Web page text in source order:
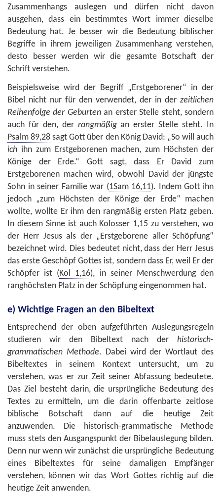
Zusammenhangs auslegen und dürfen nicht davon
ausgehen, dass ein bestimmtes Wort immer dieselbe
Bedeutung hat. Je besser wir die Bedeutung biblischer
Begriffe in ihrem jeweiligen Zusammenhang verstehen,
desto besser werden wir die gesamte Botschaft der
Schrift verstehen.
Beispielsweise wird der Begriff „Erstgeborener“ in der
Bibel nicht nur für den verwendet, der in der zeitlichen
Reihenfolge der Geburtenan erster Stelle steht, sondern
auch für den, der rangmäßigan erster Stelle steht. In
Psalm 89,28 sagt Gott über den König David: „So will auch
ich ihn zum Erstgeborenen machen, zum Höchsten der
Könige der Erde.“ Gott sagt, dass Er David zum
Erstgeborenen machen wird, obwohl David der jüngste
Sohn in seiner Familie war (1Sam 16,11). Indem Gott ihn
jedoch „zum Höchsten der Könige der Erde“ machen
wollte, wollte Er ihm den rangmäßig ersten Platz geben.
In diesem Sinne ist auch Kolosser 1,15 zu verstehen, wo
der Herr Jesus als der „Erstgeborene aller Schöpfung“
bezeichnet wird. Dies bedeutet nicht, dass der Herr Jesus
das erste Geschöpf Gottes ist, sondern dass Er, weil Er der
Schöpfer ist (Kol 1,16), in seiner Menschwerdung den
ranghöchsten Platz in der Schöpfung eingenommen hat.
e) Wichtige Fragen an den Bibeltext
Entsprechend der oben aufgeführten Auslegungsregeln
studieren wir den Bibeltext nach der historisch-
grammatischen Methode. Dabei wird der Wortlaut des
Bibeltextes in seinem Kontext untersucht, um zu
verstehen, was er zur Zeit seiner Abfassung bedeutete.
Das Ziel besteht darin, die ursprüngliche Bedeutung des
Textes zu ermitteln, um die darin offenbarte zeitlose
biblische Botschaft dann auf die heutige Zeit
anzuwenden. Die historisch-grammatische Methode
muss stets den Ausgangspunkt der Bibelauslegung bilden.
Denn nur wenn wir zunächst die ursprüngliche Bedeutung
eines Bibeltextes für seine damaligen Empfänger
verstehen, können wir das Wort Gottes richtig auf die
heutige Zeit anwenden.